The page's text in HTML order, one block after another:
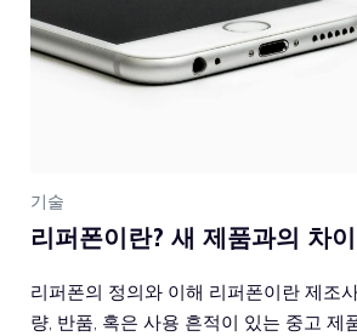
기술
리퍼폰이란? 새 제품과의 차
리퍼폰의 정의와 이해 리퍼폰이란 제조
량, 반품, 혹은 사용 흔적이 있는 중고 제